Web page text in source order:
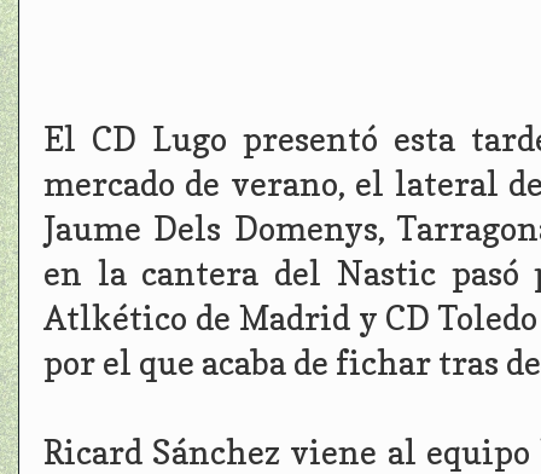
El CD Lugo presentó esta
mercado de verano, el lateral
Jaume Dels Domenys,
en la cantera del Nastic pasó
Atlkético de Madrid y CD
por el que acaba de fichar tras
Ricard Sánchez viene al